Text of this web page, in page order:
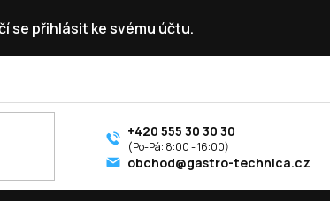
se přihlásit ke svému účtu.
+420 555 30 30 30
obchod@gastro-technica.cz